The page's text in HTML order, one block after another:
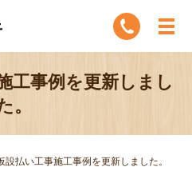
工事例を更新しまし
。
設払い工事施工事例を更新しました。